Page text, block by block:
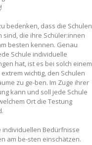
bedenken, dass die Schulen
sind, die ihre Schüler:innen
besten kennen. Genau
Schule individuelle
hat, ist es bei solch einem
wichtig, den Schulen
zu ge-ben. Im Zuge ihrer
kann und soll jede Schule
Ort die Testung
individuellen Bedürfnisse
am be-sten einschätzen.